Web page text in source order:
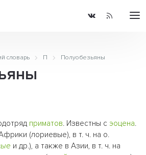
словарь П Полуобезьяны
приматов. Известны с эоцена.
(лориевые), в т. ч. на о.
и др.), а также в Азии, в т. ч. на